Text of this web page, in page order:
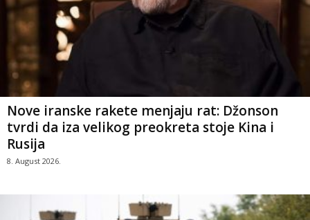
Nove iranske rakete menjaju rat: Džonson
tvrdi da iza velikog preokreta stoje Kina i
Rusija
8. August 2026.